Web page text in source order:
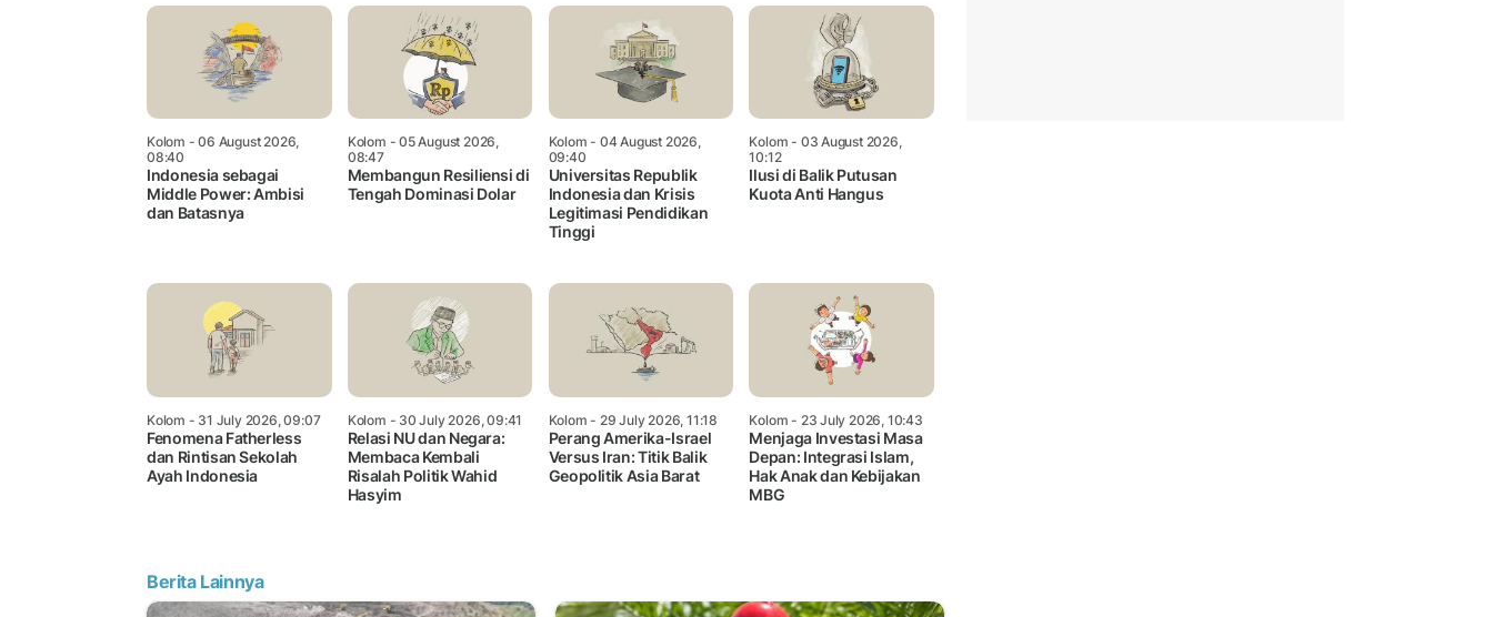
Kolom - 06 August 2026,
08:40
Indonesia sebagai
Middle Power: Ambisi
dan Batasnya
Kolom - 05 August 2026,
08:47
Membangun Resiliensi di
Tengah Dominasi Dolar
Kolom - 04 August 2026,
09:40
Universitas Republik
Indonesia dan Krisis
Legitimasi Pendidikan
Tinggi
Kolom - 03 August 2026,
10:12
Ilusi di Balik Putusan
Kuota Anti Hangus
Kolom - 31 July 2026, 09:07
Fenomena Fatherless
dan Rintisan Sekolah
Ayah Indonesia
Kolom - 30 July 2026, 09:41
Relasi NU dan Negara:
Membaca Kembali
Risalah Politik Wahid
Hasyim
Kolom - 29 July 2026, 11:18
Perang Amerika-Israel
Versus Iran: Titik Balik
Geopolitik Asia Barat
Kolom - 23 July 2026, 10:43
Menjaga Investasi Masa
Depan: Integrasi Islam,
Hak Anak dan Kebijakan
MBG
Berita Lainnya